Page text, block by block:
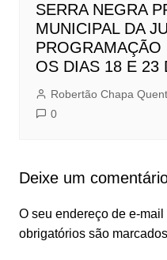
SERRA NEGRA
MUNICIPAL DA
PROGRAMAÇÃO
OS DIAS 18 E 23
Robertão Chapa
0
Deixe um
O seu endereço de e-
obrigatórios são